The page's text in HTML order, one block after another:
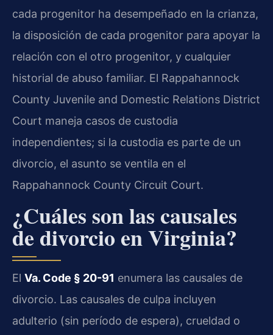
cada progenitor ha desempeñado en la crianza,
la disposición de cada progenitor para apoyar la
relación con el otro progenitor, y cualquier
historial de abuso familiar. El Rappahannock
County Juvenile and Domestic Relations District
Court maneja casos de custodia
independientes; si la custodia es parte de un
divorcio, el asunto se ventila en el
Rappahannock County Circuit Court.
¿Cuáles son las causales
de divorcio en Virginia?
El Va. Code § 20-91 enumera las causales de
divorcio. Las causales de culpa incluyen
adulterio (sin período de espera), crueldad o